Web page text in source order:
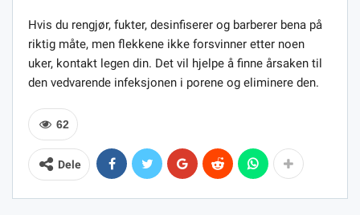
Hvis du rengjør, fukter, desinfiserer og barberer bena på
riktig måte, men flekkene ikke forsvinner etter noen
uker, kontakt legen din. Det vil hjelpe å finne årsaken til
den vedvarende infeksjonen i porene og eliminere den.
62
Dele